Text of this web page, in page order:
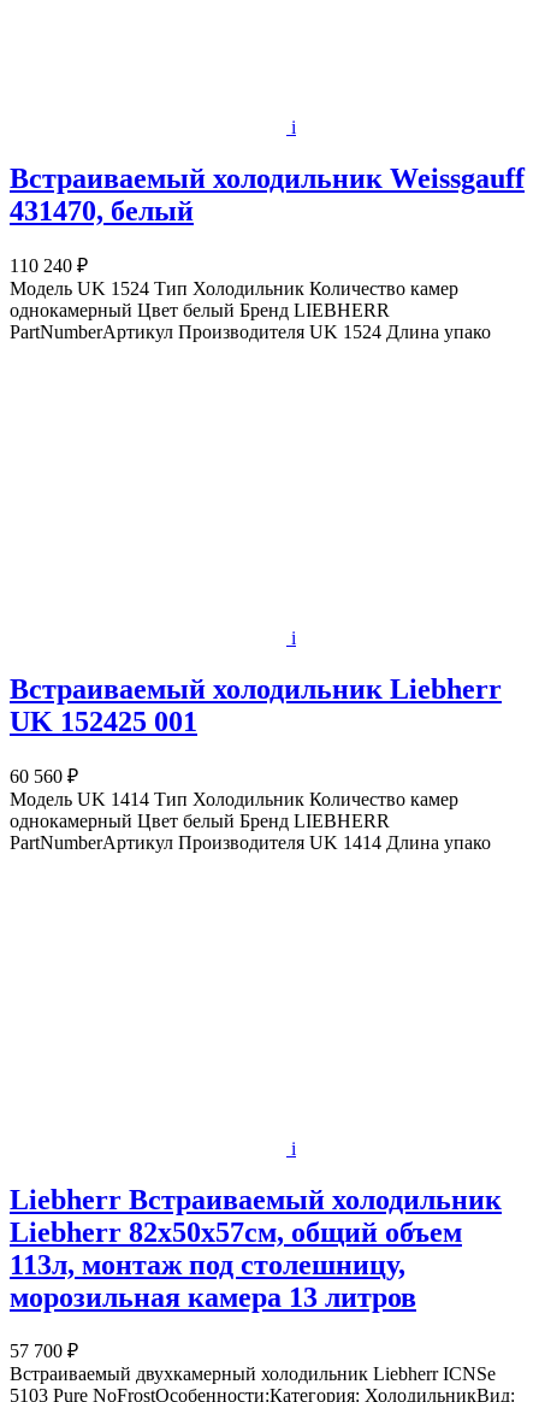
i
Встраиваемый холодильник Weissgauff
431470, белый
110 240 ₽
Модель UK 1524 Тип Холодильник Количество камер
однокамерный Цвет белый Бренд LIEBHERR
PartNumberАртикул Производителя UK 1524 Длина упако
i
Встраиваемый холодильник Liebherr
UK 152425 001
60 560 ₽
Модель UK 1414 Тип Холодильник Количество камер
однокамерный Цвет белый Бренд LIEBHERR
PartNumberАртикул Производителя UK 1414 Длина упако
i
Liebherr Встраиваемый холодильник
Liebherr 82x50x57см, общий объем
113л, монтаж под столешницу,
морозильная камера 13 литров
57 700 ₽
Встраиваемый двухкамерный холодильник Liebherr ICNSe
5103 Pure NoFrostОсобенности:Категория: ХолодильникВид: